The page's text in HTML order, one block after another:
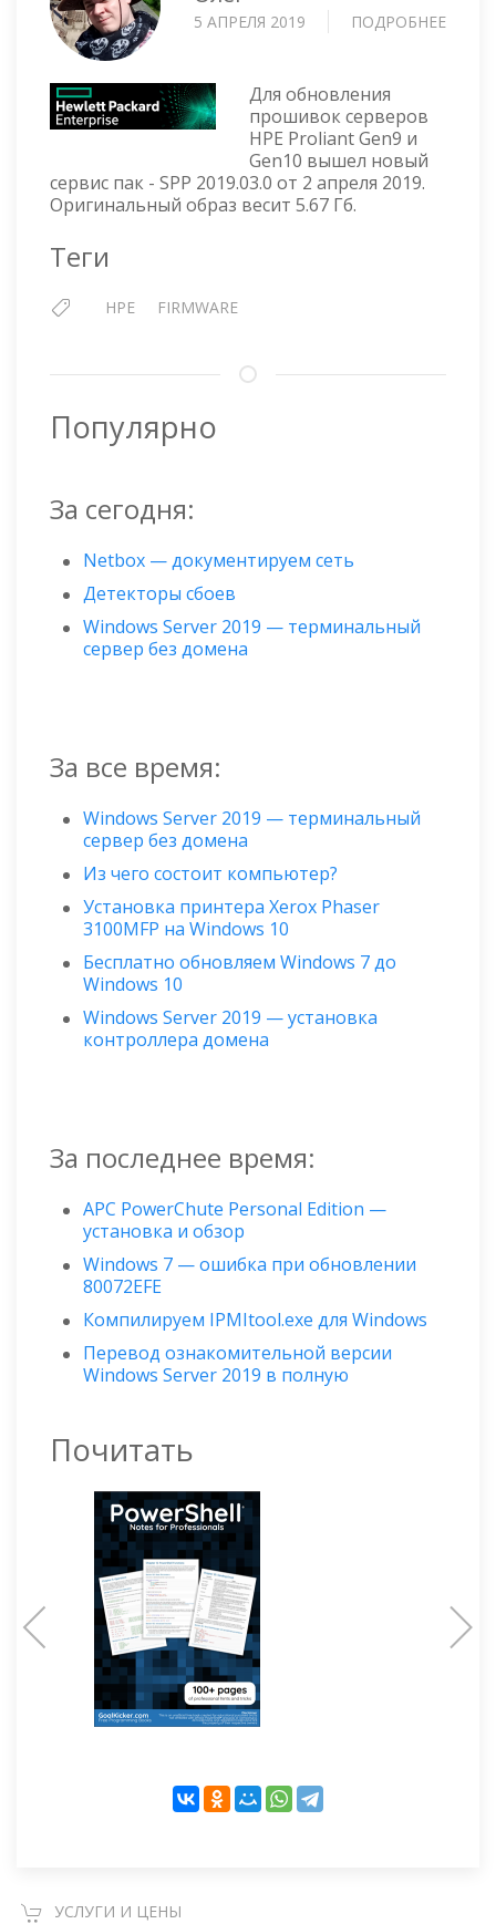
5 АПРЕЛЯ 2019 ПОДРОБНЕЕ
Для обновления
прошивок серверов
HPE Proliant Gen9 и
Gen10 вышел новый
сервис пак - SPP 2019.03.0 от 2 апреля 2019.
Оригинальный образ весит 5.67 Гб.
Теги
HPE FIRMWARE
Популярно
За сегодня:
Netbox — документируем сеть
Детекторы сбоев
Windows Server 2019 — терминальный
сервер без домена
За все время:
Windows Server 2019 — терминальный
сервер без домена
Из чего состоит компьютер?
Установка принтера Xerox Phaser
3100MFP на Windows 10
Бесплатно обновляем Windows 7 до
Windows 10
Windows Server 2019 — установка
контроллера домена
За последнее время:
APC PowerChute Personal Edition —
установка и обзор
Windows 7 — ошибка при обновлении
80072EFE
Компилируем IPMItool.exe для Windows
Перевод ознакомительной версии
Windows Server 2019 в полную
Почитать
УСЛУГИ И ЦЕНЫ